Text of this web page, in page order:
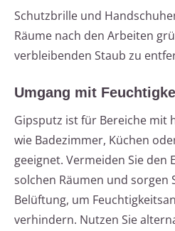
Schutzbrille und
Räume nach den Arbeiten
verbleibenden Staub zu
Umgang mit
Gipsputz ist für Bereiche mit
wie Badezimmer, Küchen
geeignet. Vermeiden Sie den
solchen Räumen und sorgen
Belüftung, um
verhindern. Nutzen Sie